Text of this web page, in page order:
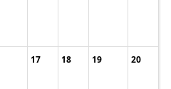
17 18 19 20